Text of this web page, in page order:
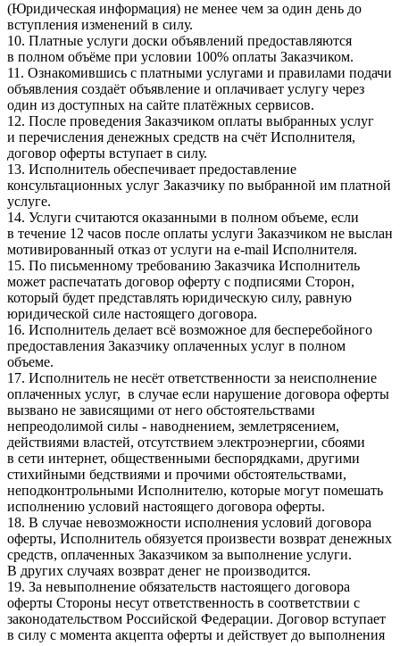
(Юридическая информация) не менее чем за один день до
вступления изменений в силу.
10. Платные услуги доски объявлений предоставляются
в полном объёме при условии 100% оплаты Заказчиком.
11. Ознакомившись с платными услугами и правилами подачи
объявления создаёт объявление и оплачивает услугу через
один из доступных на сайте платёжных сервисов.
12. После проведения Заказчиком оплаты выбранных услуг
и перечисления денежных средств на счёт Исполнителя,
договор оферты вступает в силу.
13. Исполнитель обеспечивает предоставление
консультационных услуг Заказчику по выбранной им платной
услуге.
14. Услуги считаются оказанными в полном объеме, если
в течение 12 часов после оплаты услуги Заказчиком не выслан
мотивированный отказ от услуги на e-mail Исполнителя.
15. По письменному требованию Заказчика Исполнитель
может распечатать договор оферту с подписями Сторон,
который будет представлять юридическую силу, равную
юридической силе настоящего договора.
16. Исполнитель делает всё возможное для бесперебойного
предоставления Заказчику оплаченных услуг в полном
объеме.
17. Исполнитель не несёт ответственности за неисполнение
оплаченных услуг, в случае если нарушение договора оферты
вызвано не зависящими от него обстоятельствами
непреодолимой силы - наводнением, землетрясением,
действиями властей, отсутствием электроэнергии, сбоями
в сети интернет, общественными беспорядками, другими
стихийными бедствиями и прочими обстоятельствами,
неподконтрольными Исполнителю, которые могут помешать
исполнению условий настоящего договора оферты.
18. В случае невозможности исполнения условий договора
оферты, Исполнитель обязуется произвести возврат денежных
средств, оплаченных Заказчиком за выполнение услуги.
В других случаях возврат денег не производится.
19. За невыполнение обязательств настоящего договора
оферты Стороны несут ответственность в соответствии с
законодательством Российской Федерации. Договор вступает
в силу с момента акцепта оферты и действует до выполнения